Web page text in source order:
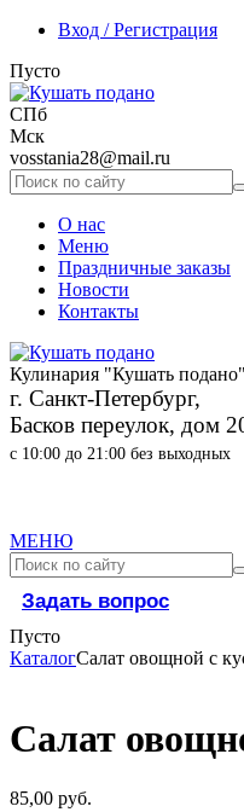
Вход / Регистрация
Пусто
СПб
Мск
vosstania28@mail.ru
О нас
Меню
Праздничные заказы
Новости
Контакты
Кулинария "Кушать подано"
г. Санкт-Петербург,
Басков переулок, дом
с 10:00 до 21:00 без выходных
МЕНЮ
Задать вопрос
Пусто
КаталогСалат овощной с
Салат
85,00 руб.